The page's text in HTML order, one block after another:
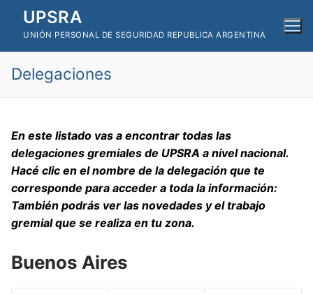
UPSRA
UNIÓN PERSONAL DE SEGURIDAD REPUBLICA ARGENTINA
Delegaciones
En este listado vas a encontrar todas las
delegaciones gremiales de UPSRA a nivel nacional.
Hacé clic en el nombre de la delegación que te
corresponde para acceder a toda la información:
También podrás ver las novedades y el trabajo
gremial que se realiza en tu zona.
Buenos Aires